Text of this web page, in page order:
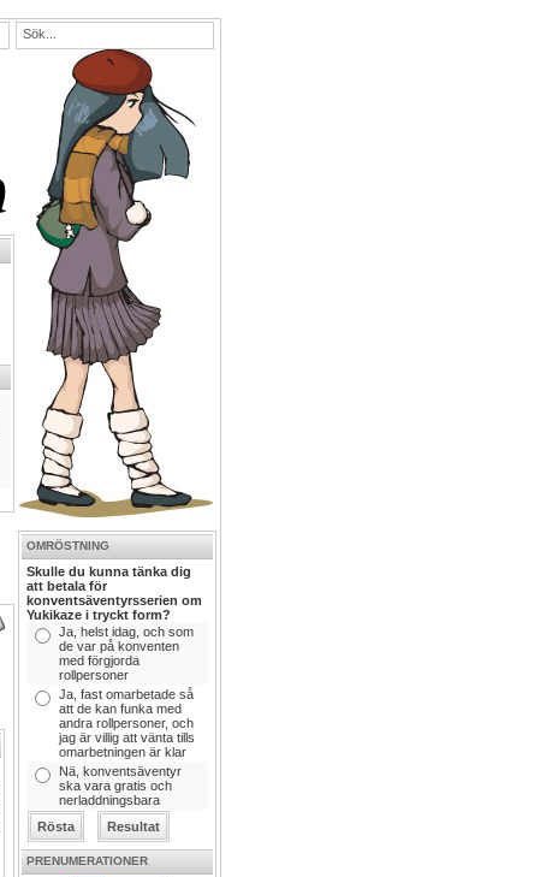
OMRÖSTNING
Skulle du kunna tänka dig
att betala för
konventsäventyrsserien om
Yukikaze i tryckt form?
Ja, helst idag, och som
de var på konventen
med förgjorda
rollpersoner
Ja, fast omarbetade så
att de kan funka med
andra rollpersoner, och
jag är villig att vänta tills
omarbetningen är klar
Nä, konventsäventyr
ska vara gratis och
nerladdningsbara
PRENUMERATIONER